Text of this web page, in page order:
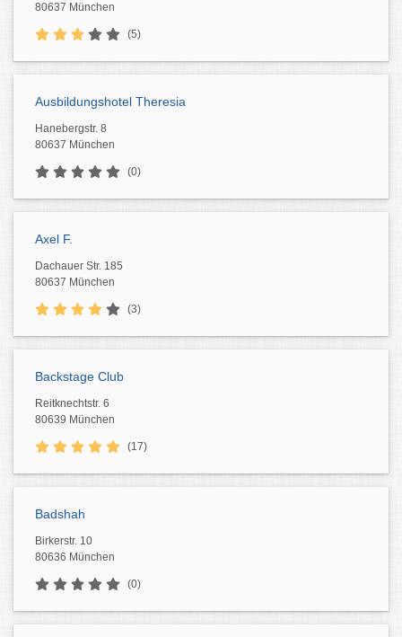
80637 München
(5)
Ausbildungshotel Theresia
Hanebergstr. 8
80637 München
(0)
Axel F.
Dachauer Str. 185
80637 München
(3)
Backstage Club
Reitknechtstr. 6
80639 München
(17)
Badshah
Birkerstr. 10
80636 München
(0)